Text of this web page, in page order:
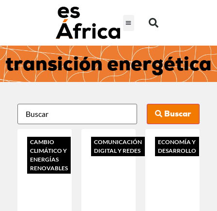
transición energética
Buscar
CAMBIO
CLIMÁTICO Y
ENERGÍAS
RENOVABLES
COMUNICACIÓN
DIGITAL Y REDES
ECONOMÍA Y
DESARROLLO